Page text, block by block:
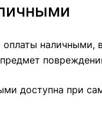
наличными,
доступна при